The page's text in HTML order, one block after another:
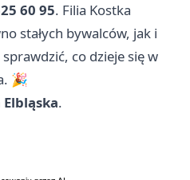
60 95. Filia Kostka
stałych bywalców, jak i
co dzieje się w
🎉
.